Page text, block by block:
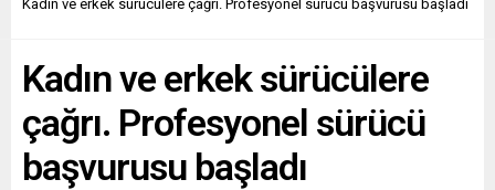
Kadın ve erkek sürücülere çağrı. Profesyonel sürücü başvurusu başladı
Kadın ve erkek sürücülere
çağrı. Profesyonel sürücü
başvurusu başladı